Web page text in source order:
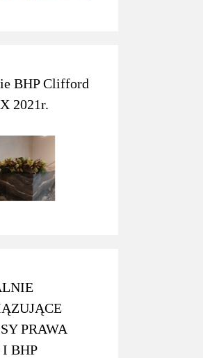
BHP Clifford
2021r.
PRAWA
I BHP